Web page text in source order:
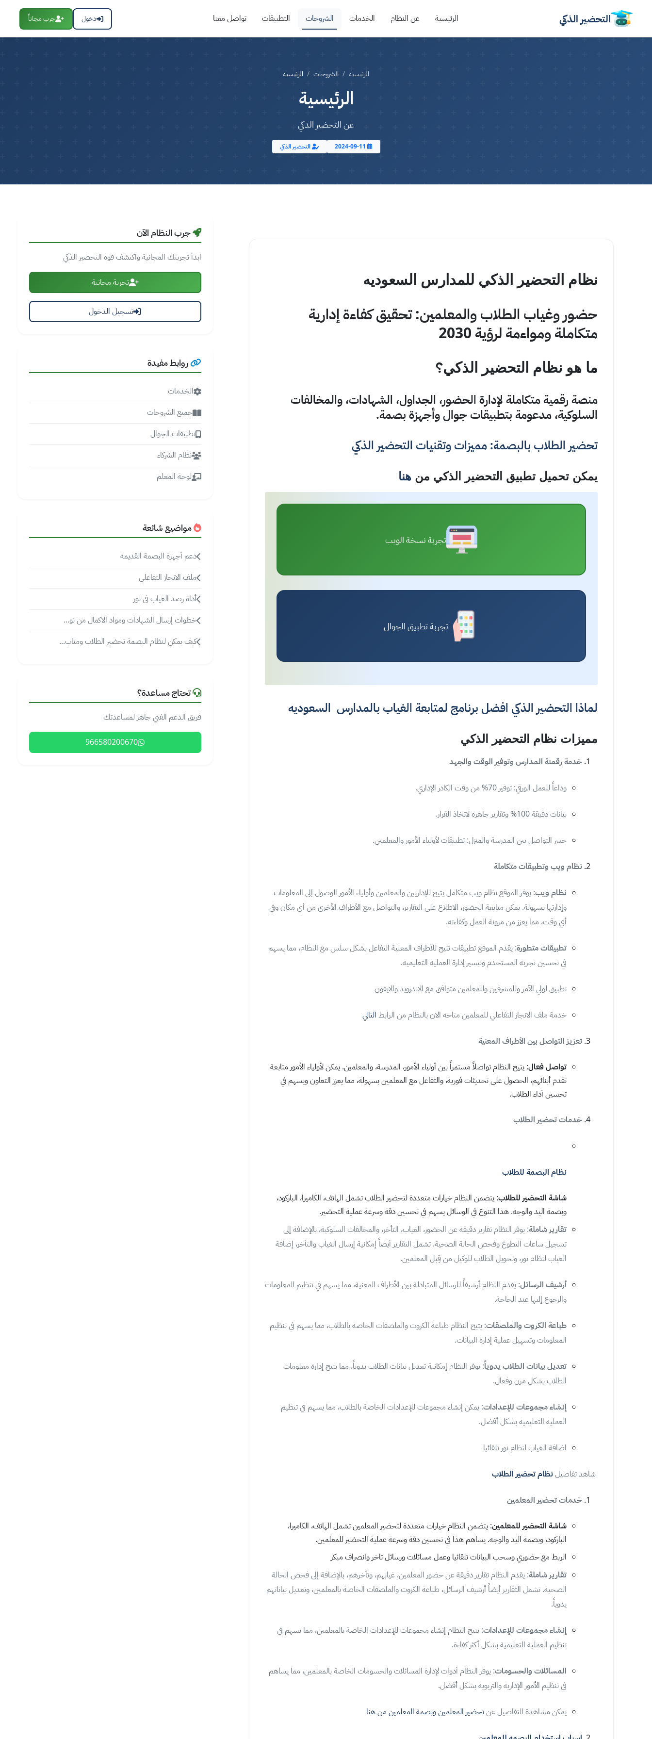
التحضير الذكي الرئيسية عن النظام الخدمات الشروحات التطبيقات تواصل معنا دخول جرب مجاناً
الرئيسية الشروحات الرئيسية
الرئيسية
عن التحضير الذكي
التحضير الذكي
نظام التحضير الذكي للمدارس السعوديه
حضور وغياب الطلاب والمعلمين: تحقيق كفاءة إدارية
متكاملة ومواءمة لرؤية 2030
ما هو نظام التحضير الذكي؟
منصة رقمية متكاملة لإدارة الحضور، الجداول، الشهادات، والمخالفات
السلوكية، مدعومة بتطبيقات جوال وأجهزة بصمة.
تحضير الطلاب بالبصمة: مميزات وتقنيات التحضير الذكي
يمكن تحميل تطبيق التحضير الذكي من هنا
تجربة نسخة الويب
تجربة تطبيق الجوال
لماذا التحضير الذكي افضل برنامج لمتابعة الغياب بالمدارس السعوديه
مميزات نظام التحضير الذكي
خدمة رقمنة المدارس وتوفير الوقت والجهد
وداعاً للعمل الورقي: توفير 70% من وقت الكادر الإداري.
بيانات دقيقة 100% وتقارير جاهزة لاتخاذ القرار.
جسر التواصل بين المدرسة والمنزل: تطبيقات لأولياء الأمور والمعلمين.
نظام ويب وتطبيقات متكاملة
نظام ويب: يوفر الموقع نظام ويب متكامل يتيح للإداريين والمعلمين وأولياء الأمور الوصول إلى المعلومات
وإدارتها بسهولة. يمكن متابعة الحضور، الاطلاع على التقارير، والتواصل مع الأطراف الأخرى من أي مكان وفي
أي وقت، مما يعزز من مرونة العمل وكفاءته.
تطبيقات متطورة: يقدم الموقع تطبيقات تتيح للأطراف المعنية التفاعل بشكل سلس مع النظام، مما يسهم
في تحسين تجربة المستخدم وتيسير إدارة العملية التعليمية.
تطبيق لولي الآمر وللمشرفين وللمعلمين متوافق مع الاندرويد والايفون
خدمة ملف الانجاز التفاعلي للمعلمين متاحه الان بالنظام من الرابط التالي
تعزيز التواصل بين الأطراف المعنية
تواصل فعال: يتيح النظام تواصلاً مستمراً بين أولياء الأمور، المدرسة، والمعلمين. يمكن لأولياء الأمور متابعة
تقدم أبنائهم، الحصول على تحديثات فورية، والتفاعل مع المعلمين بسهولة، مما يعزز التعاون ويسهم في
تحسين أداء الطلاب.
خدمات تحضير الطلاب
نظام البصمة للطلاب
شاشة التحضير للطلاب: يتضمن النظام خيارات متعددة لتحضير الطلاب تشمل الهاتف، الكاميرا، الباركود،
وبصمة اليد والوجه. هذا التنوع في الوسائل يسهم في تحسين دقة وسرعة عملية التحضير.
تقارير شاملة: يوفر النظام تقارير دقيقة عن الحضور، الغياب، التأخر، والمخالفات السلوكية، بالإضافة إلى
تسجيل ساعات التطوع وفحص الحالة الصحية. تشمل التقارير أيضاً إمكانية إرسال الغياب والتأخر، إضافة
الغياب لنظام نور، وتحويل الطلاب للوكيل من قِبل المعلمين.
أرشيف الرسائل: يقدم النظام أرشيفاً للرسائل المتبادلة بين الأطراف المعنية، مما يسهم في تنظيم المعلومات
والرجوع إليها عند الحاجة.
طباعة الكروت والملصقات: يتيح النظام طباعة الكروت والملصقات الخاصة بالطلاب، مما يسهم في تنظيم
المعلومات وتسهيل عملية إدارة البيانات.
تعديل بيانات الطلاب يدوياً: يوفر النظام إمكانية تعديل بيانات الطلاب يدوياً، مما يتيح إدارة معلومات
الطلاب بشكل مرن وفعال.
إنشاء مجموعات للإعدادات: يمكن إنشاء مجموعات للإعدادات الخاصة بالطلاب، مما يسهم في تنظيم
العملية التعليمية بشكل أفضل.
اضافة الغياب لنظام نور تلقائيا
شاهد تفاصيلنظام تحضير الطلاب
خدمات تحضير المعلمين
شاشة التحضير للمعلمين: يتضمن النظام خيارات متعددة لتحضير المعلمين تشمل الهاتف، الكاميرا،
الباركود، وبصمة اليد والوجه. يساهم هذا في تحسين دقة وسرعة عملية التحضير للمعلمين.
الربط مع حضوري وسحب البيانات تلقائيا وعمل مسائلات ورسائل تاخر وانصراف مبكر
تقارير شاملة: يقدم النظام تقارير دقيقة عن حضور المعلمين، غيابهم، وتأخرهم، بالإضافة إلى فحص الحالة
الصحية. تشمل التقارير أيضاً أرشيف الرسائل، طباعة الكروت والملصقات الخاصة بالمعلمين، وتعديل بياناتهم
يدوياً.
إنشاء مجموعات للإعدادات: يتيح النظام إنشاء مجموعات للإعدادات الخاصة بالمعلمين، مما يسهم في
تنظيم العملية التعليمية بشكل أكثر كفاءة.
المسائلات والحسومات: يوفر النظام أدوات لإدارة المسائلات والحسومات الخاصة بالمعلمين، مما يساهم
في تنظيم الأمور الإدارية والتربوية بشكل أفضل.
يمكن مشاهدة التفاصيل عنتحضير المعلمين وبصمة المعلمين من هنا
جرب النظام الآن
ابدأ تجربتك المجانية واكتشف قوة التحضير الذكي
تجربة مجانية
تسجيل الدخول
روابط مفيدة
الخدمات
جميع الشروحات
تطبيقات الجوال
نظام الشركاء
لوحة المعلم
مواضيع شائعة
دعم أجهزة البصمة القديمه
ملف الانجاز التفاعلي
أداة رصد الغياب فى نور
خطوات إرسال الشهادات ومواد الاكمال من نو...
كيف يمكن لنظام البصمة تحضير الطلاب ومتاب...
تحتاج مساعدة؟
فريق الدعم الفني جاهز لمساعدتك
966580200670